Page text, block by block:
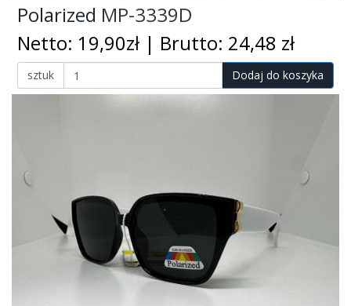
Polarized MP-3339D
Netto: 19,90zł | Brutto: 24,48 zł
sztuk Dodaj do koszyka